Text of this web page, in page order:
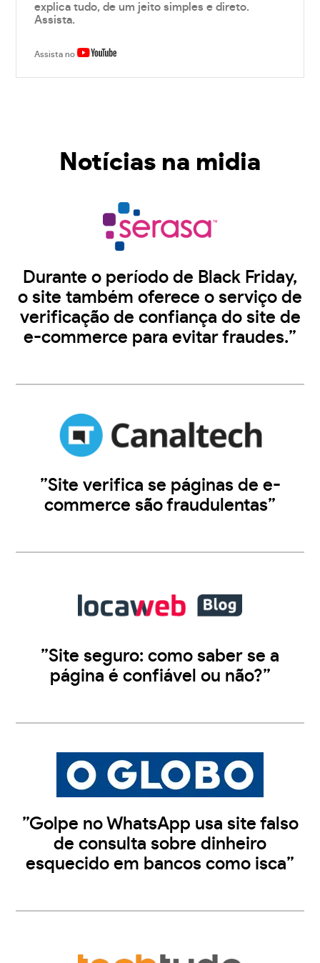
explica tudo, de um jeito simples e direto.
Assista.
Assista no
Notícias na midia
Durante o período de Black Friday,
o site também oferece o serviço de
verificação de confiança do site de
e-commerce para evitar fraudes.”
”Site verifica se páginas de e-
commerce são fraudulentas”
”Site seguro: como saber se a
página é confiável ou não?”
”Golpe no WhatsApp usa site falso
de consulta sobre dinheiro
esquecido em bancos como isca”